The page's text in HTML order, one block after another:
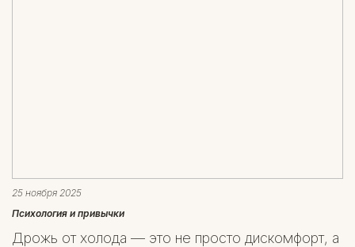
25 ноября 2025
Психология и привычки
Дрожь от холода — это не просто дискомфорт, а